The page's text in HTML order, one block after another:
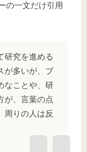
の一文だけ引用
研究を進める
が多いが、ブ
なことや、研
が、言葉の点
周りの人は反